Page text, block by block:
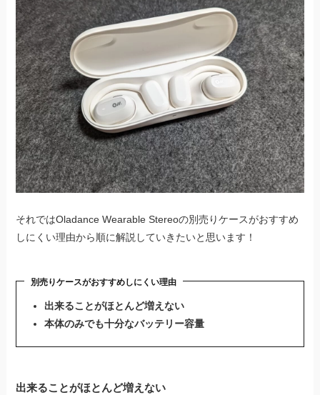
それではOladance Wearable Stereoの別売りケースがおすすめ
しにくい理由から順に解説していきたいと思います！
別売りケースがおすすめしにくい理由
出来ることがほとんど増えない
本体のみでも十分なバッテリー容量
出来ることがほとんど増えない